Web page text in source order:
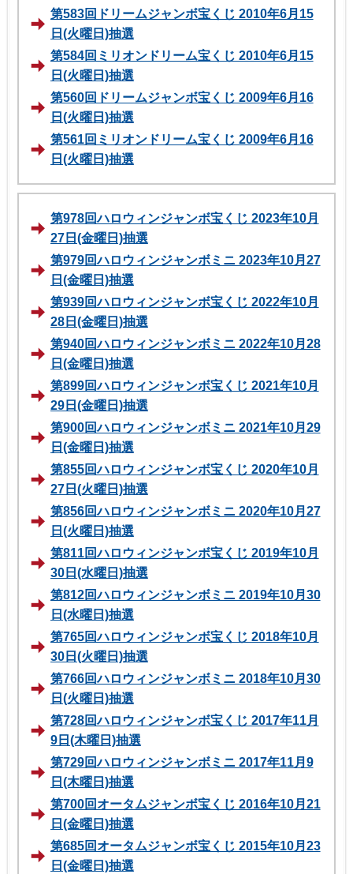
第583回ドリームジャンボ宝くじ 2010年6月15
日(火曜日)抽選
第584回ミリオンドリーム宝くじ 2010年6月15
日(火曜日)抽選
第560回ドリームジャンボ宝くじ 2009年6月16
日(火曜日)抽選
第561回ミリオンドリーム宝くじ 2009年6月16
日(火曜日)抽選
第978回ハロウィンジャンボ宝くじ 2023年10月
27日(金曜日)抽選
第979回ハロウィンジャンボミニ 2023年10月27
日(金曜日)抽選
第939回ハロウィンジャンボ宝くじ 2022年10月
28日(金曜日)抽選
第940回ハロウィンジャンボミニ 2022年10月28
日(金曜日)抽選
第899回ハロウィンジャンボ宝くじ 2021年10月
29日(金曜日)抽選
第900回ハロウィンジャンボミニ 2021年10月29
日(金曜日)抽選
第855回ハロウィンジャンボ宝くじ 2020年10月
27日(火曜日)抽選
第856回ハロウィンジャンボミニ 2020年10月27
日(火曜日)抽選
第811回ハロウィンジャンボ宝くじ 2019年10月
30日(水曜日)抽選
第812回ハロウィンジャンボミニ 2019年10月30
日(水曜日)抽選
第765回ハロウィンジャンボ宝くじ 2018年10月
30日(火曜日)抽選
第766回ハロウィンジャンボミニ 2018年10月30
日(火曜日)抽選
第728回ハロウィンジャンボ宝くじ 2017年11月
9日(木曜日)抽選
第729回ハロウィンジャンボミニ 2017年11月9
日(木曜日)抽選
第700回オータムジャンボ宝くじ 2016年10月21
日(金曜日)抽選
第685回オータムジャンボ宝くじ 2015年10月23
日(金曜日)抽選